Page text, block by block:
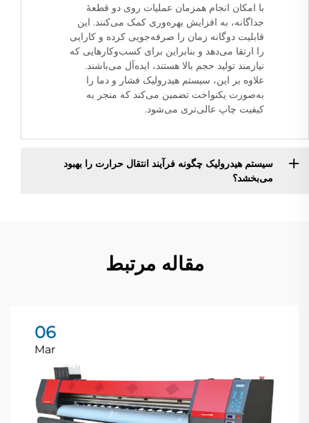
با امکان انجام همزمان عملیات روی دو قطعهٔ
جداگانه، به افزایش بهره‌وری کمک می‌کنند. این
قابلیت دوگانه زمان را صرفه‌جویی کرده و کارایی
را ارتقا می‌دهد و بنابراین برای کسب‌وکارهایی که
نیازمند تولید حجم بالا هستند، ایده‌آل می‌باشند.
علاوه بر این، سیستم هیدرولیک فشار و دما را
به‌صورت یکنواخت تضمین می‌کند که منجر به
کیفیت چاپ عالی‌تری می‌شود.
سیستم هیدرولیک چگونه فرآیند انتقال حرارت را بهبود
می‌بخشد؟
مقاله مرتبط
06
Mar